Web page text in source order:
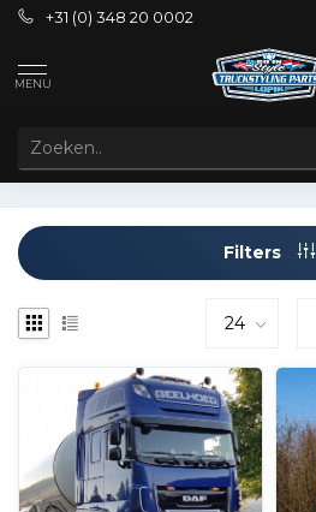
+31 (0) 348 20 0002
MENU
Tags
PRODUCTEN GETAGD MET DAF LIP
Filters